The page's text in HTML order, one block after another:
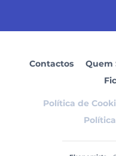
Contactos Quem
Política de